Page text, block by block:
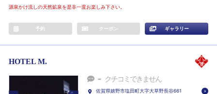
源泉かけ流しの天然鉱泉を是非一度お楽しみ下さい。
予約 クーポン ギャラリー
HOTEL M.
- クチコミできません
佐賀県嬉野市塩田町大字大草野長谷661